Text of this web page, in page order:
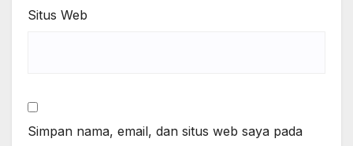
Situs Web
Simpan nama, email, dan situs web saya pada